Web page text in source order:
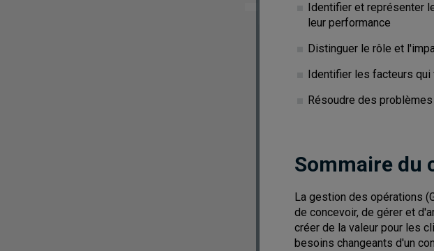
Identifier et représenter
leur performance
Distinguer le rôle et
Identifier les facteurs
Résoudre des
Sommaire du
La gestion des opérations
de concevoir, de gérer et
créer de la valeur pour les
besoins changeants d'un